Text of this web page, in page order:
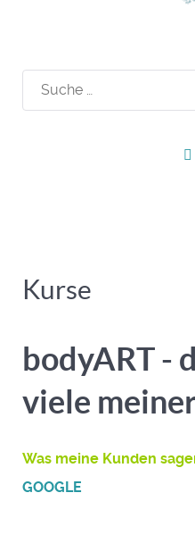
Kurse
bodyART -
viele
Was meine Kunden
GOOGLE